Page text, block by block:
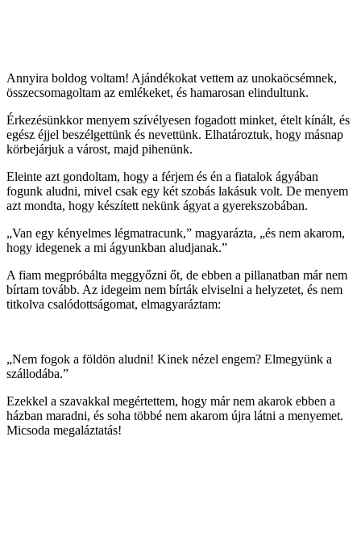
Annyira boldog voltam! Ajándékokat vettem az unokaöcsémnek,
összecsomagoltam az emlékeket, és hamarosan elindultunk.
Érkezésünkkor menyem szívélyesen fogadott minket, ételt kínált, és
egész éjjel beszélgettünk és nevettünk. Elhatároztuk, hogy másnap
körbejárjuk a várost, majd pihenünk.
Eleinte azt gondoltam, hogy a férjem és én a fiatalok ágyában
fogunk aludni, mivel csak egy két szobás lakásuk volt. De menyem
azt mondta, hogy készített nekünk ágyat a gyerekszobában.
„Van egy kényelmes légmatracunk,” magyarázta, „és nem akarom,
hogy idegenek a mi ágyunkban aludjanak.”
A fiam megpróbálta meggyőzni őt, de ebben a pillanatban már nem
bírtam tovább. Az idegeim nem bírták elviselni a helyzetet, és nem
titkolva csalódottságomat, elmagyaráztam:
„Nem fogok a földön aludni! Kinek nézel engem? Elmegyünk a
szállodába.”
Ezekkel a szavakkal megértettem, hogy már nem akarok ebben a
házban maradni, és soha többé nem akarom újra látni a menyemet.
Micsoda megaláztatás!